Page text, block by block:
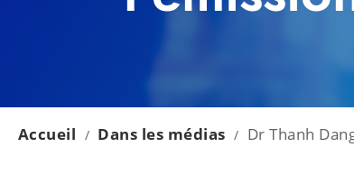
Accueil / Dans les médias / Dr Thanh